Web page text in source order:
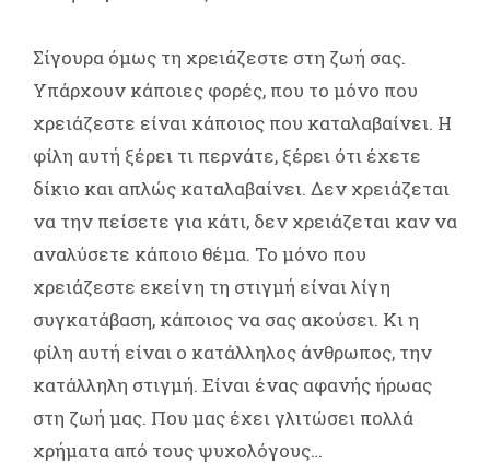
Σίγουρα όμως τη χρειάζεστε στη ζωή σας.
Υπάρχουν κάποιες φορές, που το μόνο που
χρειάζεστε είναι κάποιος που καταλαβαίνει. Η
φίλη αυτή ξέρει τι περνάτε, ξέρει ότι έχετε
δίκιο και απλώς καταλαβαίνει. Δεν χρειάζεται
να την πείσετε για κάτι, δεν χρειάζεται καν να
αναλύσετε κάποιο θέμα. Το μόνο που
χρειάζεστε εκείνη τη στιγμή είναι λίγη
συγκατάβαση, κάποιος να σας ακούσει. Κι η
φίλη αυτή είναι ο κατάλληλος άνθρωπος, την
κατάλληλη στιγμή. Είναι ένας αφανής ήρωας
στη ζωή μας. Που μας έχει γλιτώσει πολλά
χρήματα από τους ψυχολόγους…